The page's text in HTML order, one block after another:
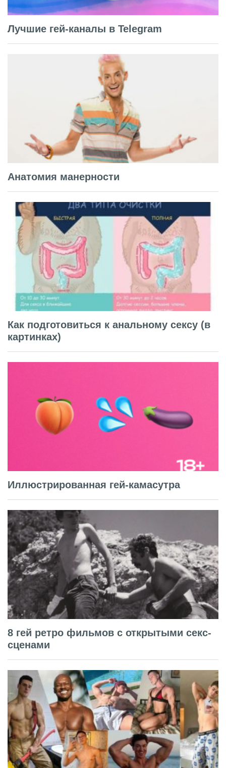
Лучшие гей-каналы в Telegram
Анатомия манерности
Как подготовиться к анальному сексу (в
картинках)
Иллюстрированная гей-камасутра
8 гей ретро фильмов с открытыми секс-
сценами